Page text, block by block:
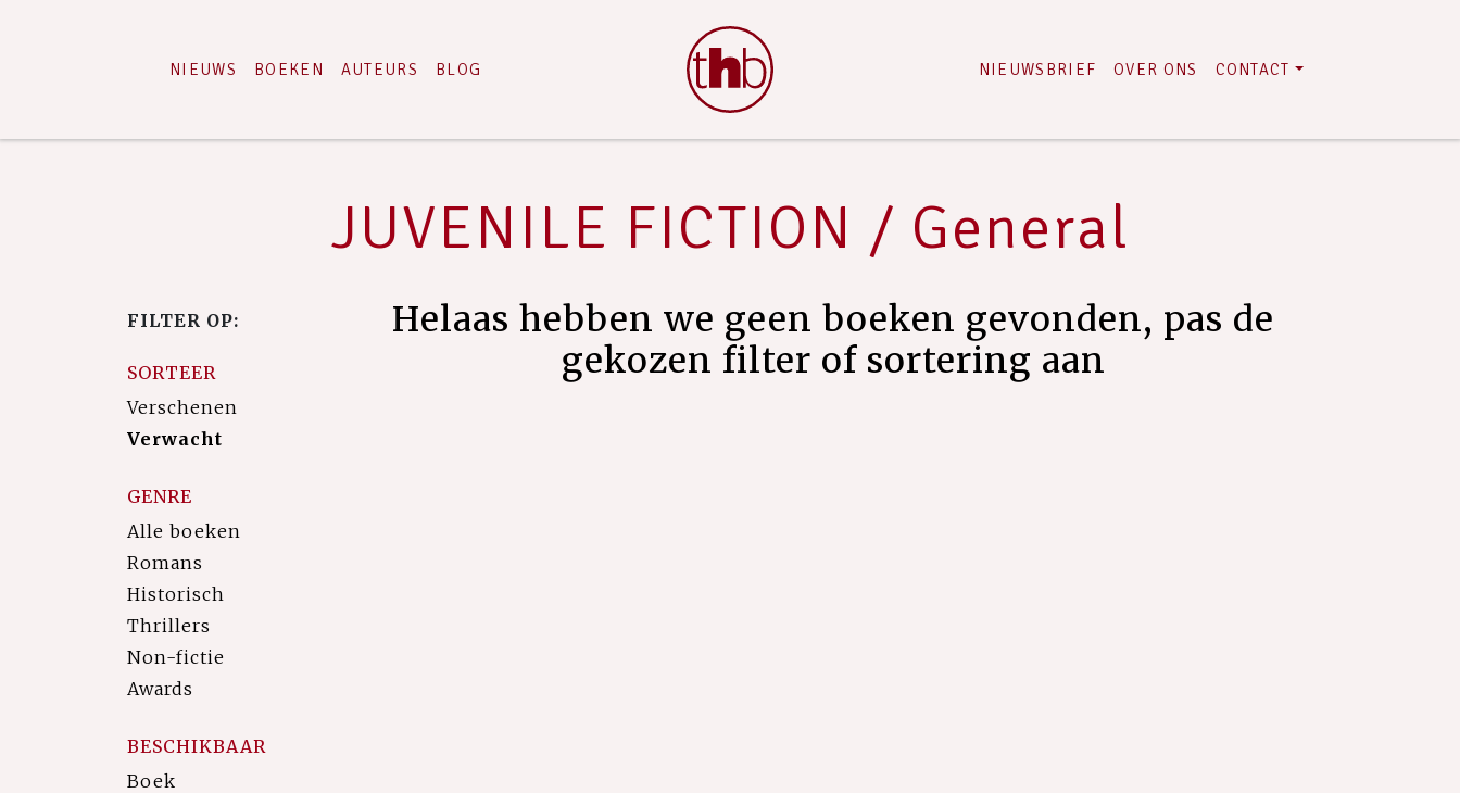
NIEUWS BOEKEN AUTEURS BLOG NIEUWSBRIEF OVER ONS CONTACT
JUVENILE FICTION / General
FILTER OP:
SORTEER
Verschenen
Verwacht
GENRE
Alle boeken
Romans
Historisch
Thrillers
Non-fictie
Awards
BESCHIKBAAR
Boek
Helaas hebben we geen boeken gevonden, pas de
gekozen filter of sortering aan